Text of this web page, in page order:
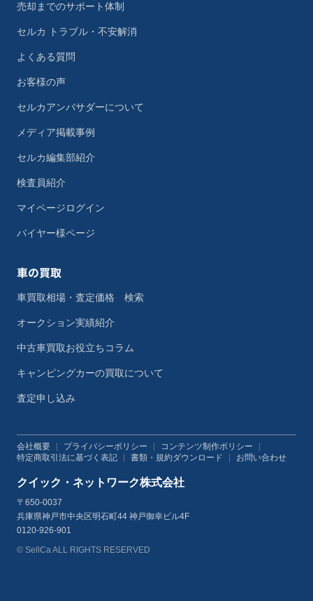
売却までのサポート体制
セルカ トラブル・不安解消
よくある質問
お客様の声
セルカアンバサダーについて
メディア掲載事例
セルカ編集部紹介
検査員紹介
マイページログイン
バイヤー様ページ
車の買取
車買取相場・査定価格 検索
オークション実績紹介
中古車買取お役立ちコラム
キャンピングカーの買取について
査定申し込み
会社概要 プライバシーポリシー コンテンツ制作ポリシー
特定商取引法に基づく表記
書類・規約ダウンロード お問い合わせ
クイック・ネットワーク株式会社
〒650-0037
兵庫県神戸市中央区明石町44 神戸御幸ビル4F
0120-926-901
© SellCa ALL RIGHTS RESERVED